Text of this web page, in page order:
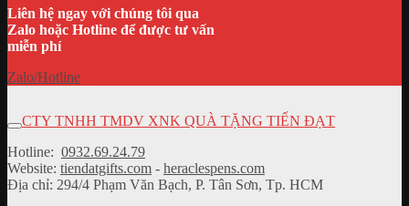
Liên hệ ngay với chúng tôi qua
Zalo hoặc Hotline để được tư vấn
miễn phí
Zalo/Hotline
CTY TNHH TMDV XNK QUÀ TẶNG TIẾN ĐẠT
Hotline: 0932.69.24.79
Website: tiendatgifts.com - heraclespens.com
Địa chỉ: 294/4 Phạm Văn Bạch, P. Tân Sơn, Tp. HCM